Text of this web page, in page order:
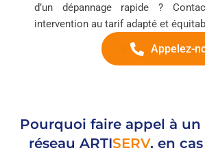
d’un dépannage rapide ?
intervention au tarif adapté et
Appelez-
Pourquoi faire appel à un
réseau ARTISERV, en